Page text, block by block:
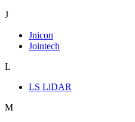
J
Jnicon
Jointech
L
LS LiDAR
M